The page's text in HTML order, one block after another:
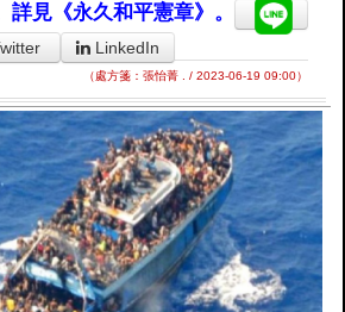
見《永久和平憲章》。
LinkedIn
（處方箋：張怡菁 . / 2023-06-19 09:00）